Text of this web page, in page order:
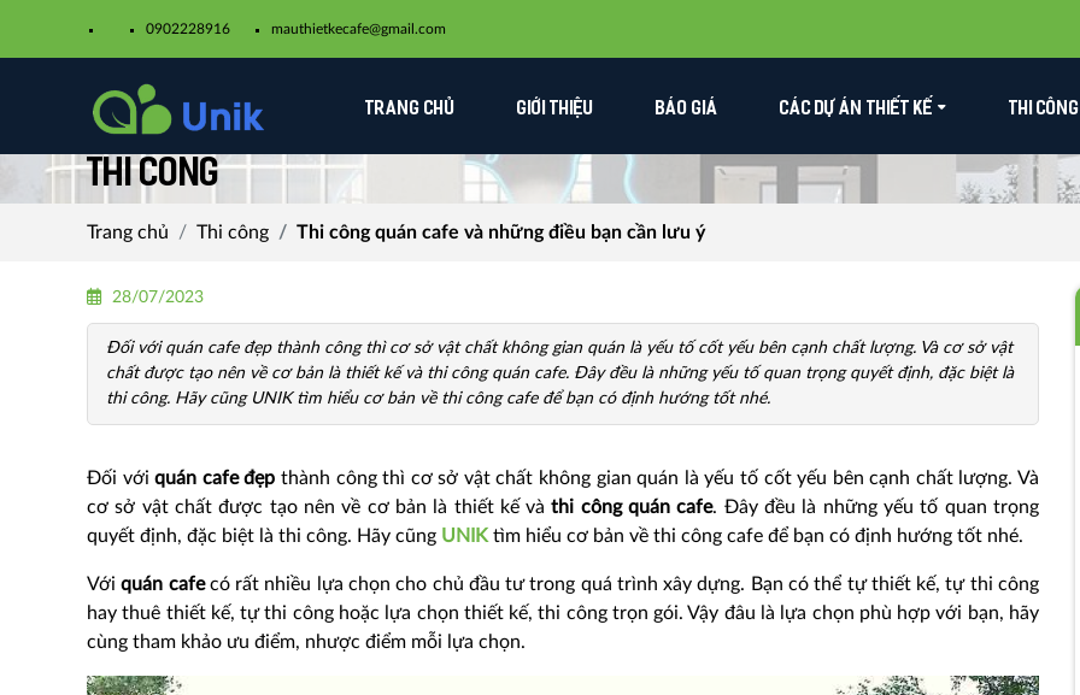
0902228916 mauthietkecafe@gmail.com​
TRANG CHỦ GIỚI THIỆU BÁO GIÁ CÁC DỰ ÁN THIẾT KẾ THI CÔNG
Thi công
Trang chủ Thi công Thi công quán cafe và những điều bạn cần lưu ý
28/07/2023
Đối với quán cafe đẹp thành công thì cơ sở vật chất không gian quán là yếu tố cốt yếu bên cạnh chất lượng. Và cơ sở vật
chất được tạo nên về cơ bản là thiết kế và thi công quán cafe. Đây đều là những yếu tố quan trọng quyết định, đặc biệt là
thi công. Hãy cũng UNIK tìm hiểu cơ bản về thi công cafe để bạn có định hướng tốt nhé.
Đối vớiquán cafe đẹp thành công thì cơ sở vật chất không gian quán là yếu tố cốt yếu bên cạnh chất lượng. Và
cơ sở vật chất được tạo nên về cơ bản là thiết kế vàthi công quán cafe. Đây đều là những yếu tố quan trọng
quyết định, đặc biệt là thi công. Hãy cũng UNIK tìm hiểu cơ bản về thi công cafe để bạn có định hướng tốt nhé.
Với quán cafecó rất nhiều lựa chọn cho chủ đầu tư trong quá trình xây dựng. Bạn có thể tự thiết kế, tự thi công
hay thuê thiết kế, tự thi công hoặc lựa chọn thiết kế, thi công trọn gói. Vậy đâu là lựa chọn phù hợp với bạn, hãy
cùng tham khảo ưu điểm, nhược điểm mỗi lựa chọn.